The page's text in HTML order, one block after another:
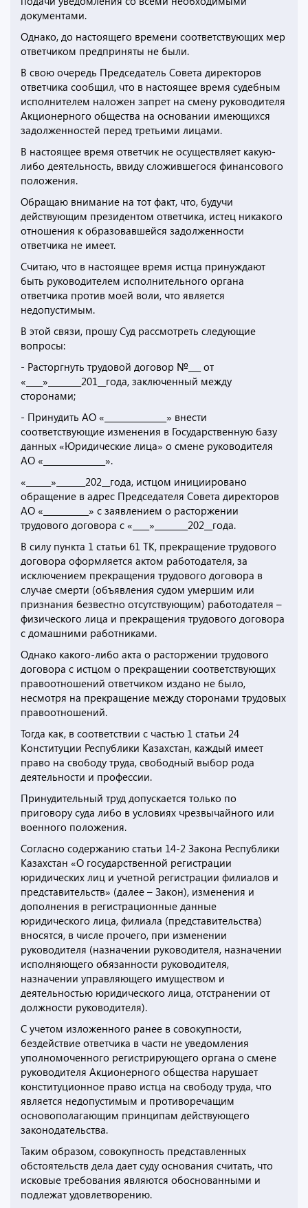
документами.
Однако, до настоящего времени соответствующих мер
ответчиком предприняты не были.
В свою очередь Председатель Совета директоров
ответчика сообщил, что в настоящее время судебным
исполнителем наложен запрет на смену руководителя
Акционерного общества на основании имеющихся
задолженностей перед третьими лицами.
В настоящее время ответчик не осуществляет какую-
либо деятельность, ввиду сложившегося финансового
положения.
Обращаю внимание на тот факт, что, будучи
действующим президентом ответчика, истец никакого
отношения к образовавшейся задолженности
ответчика не имеет.
Считаю, что в настоящее время истца принуждают
быть руководителем исполнительного органа
ответчика против моей воли, что является
недопустимым.
В этой связи, прошу Суд рассмотреть следующие
вопросы:
- Расторгнуть трудовой договор №___ от
«____»________201__года, заключенный между
сторонами;
- Принудить АО «_______________» внести
соответствующие изменения в Государственную базу
данных «Юридические лица» о смене руководителя
АО «_______________».
«______»_______202__года, истцом инициировано
обращение в адрес Председателя Совета директоров
АО «___________» с заявлением о расторжении
трудового договора с «____»________202__года.
В силу пункта 1 статьи 61 ТК, прекращение трудового
договора оформляется актом работодателя, за
исключением прекращения трудового договора в
случае смерти (объявления судом умершим или
признания безвестно отсутствующим) работодателя –
физического лица и прекращения трудового договора
с домашними работниками.
Однако какого-либо акта о расторжении трудового
договора с истцом о прекращении соответствующих
правоотношений ответчиком издано не было,
несмотря на прекращение между сторонами трудовых
правоотношений.
Тогда как, в соответствии с частью 1 статьи 24
Конституции Республики Казахстан, каждый имеет
право на свободу труда, свободный выбор рода
деятельности и профессии.
Принудительный труд допускается только по
приговору суда либо в условиях чрезвычайного или
военного положения.
Согласно содержанию статьи 14-2 Закона Республики
Казахстан «О государственной регистрации
юридических лиц и учетной регистрации филиалов и
представительств» (далее – Закон), изменения и
дополнения в регистрационные данные
юридического лица, филиала (представительства)
вносятся, в числе прочего, при изменении
руководителя (назначении руководителя, назначении
исполняющего обязанности руководителя,
назначении управляющего имуществом и
деятельностью юридического лица, отстранении от
должности руководителя).
С учетом изложенного ранее в совокупности,
бездействие ответчика в части не уведомления
уполномоченного регистрирующего органа о смене
руководителя Акционерного общества нарушает
конституционное право истца на свободу труда, что
является недопустимым и противоречащим
основополагающим принципам действующего
законодательства.
Таким образом, совокупность представленных
обстоятельств дела дает суду основания считать, что
исковые требования являются обоснованными и
подлежат удовлетворению.